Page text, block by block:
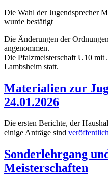
Die Wahl der Jugendsprecher
wurde bestätigt
Die Änderungen der
angenommen.
Die Pfalzmeisterschaft U10 mit
Lambsheim statt.
Materialien zur
24.01.2026
Die ersten Berichte, der
einige Anträge sind
Sonderlehrgang
Meisterschaften